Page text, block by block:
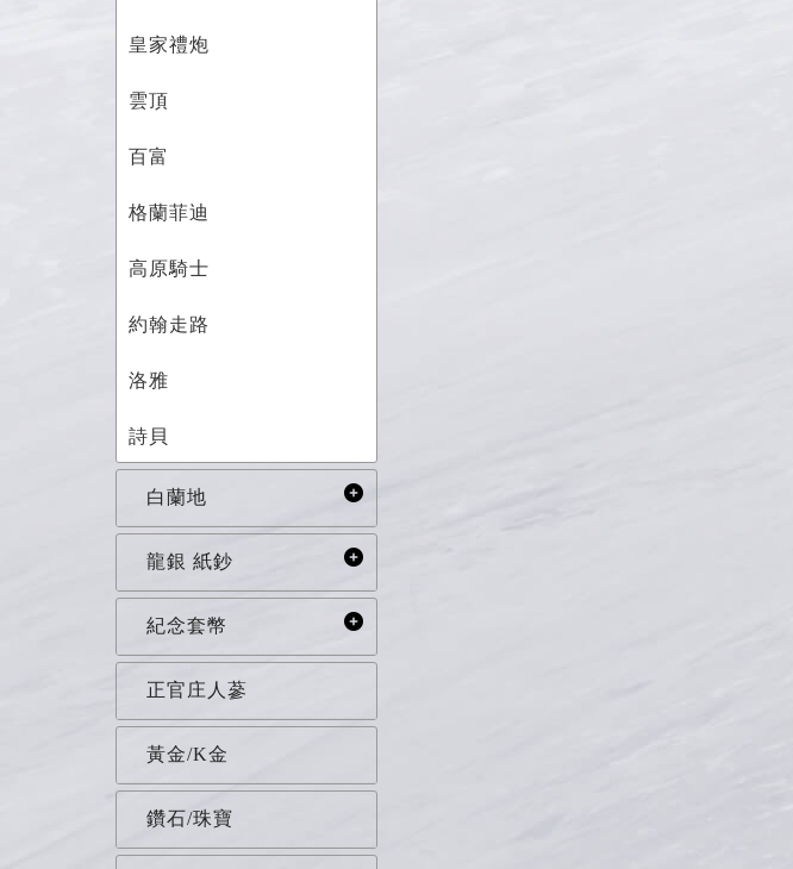
皇家禮炮
雲頂
百富
格蘭菲迪
高原騎士
約翰走路
洛雅
詩貝
白蘭地
龍銀 紙鈔
紀念套幣
正官庄人蔘
黃金/K金
鑽石/珠寶